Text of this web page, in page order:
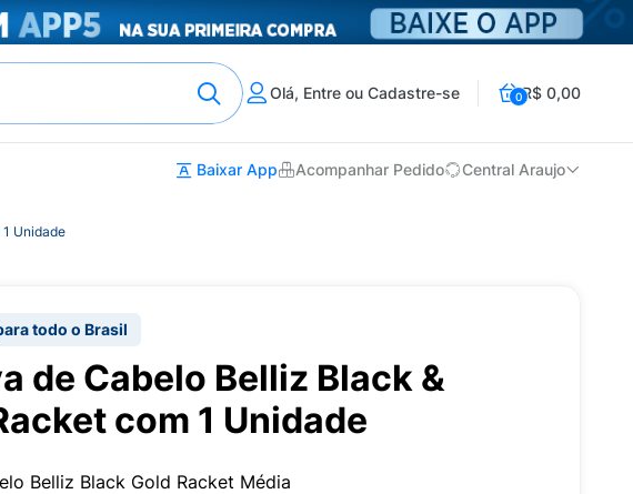
Olá, Entre ou Cadastre-se 0R$ 0,00
Baixar App Acompanhar Pedido Central Araujo
Unidade
todo o Brasil
de Cabelo Belliz Black &
com 1 Unidade
Belliz Black Gold Racket Média